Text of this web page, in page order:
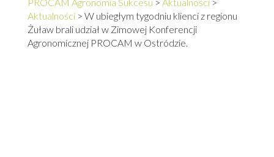
Aktualności > W ubiegłym tygodniu klienci z regionu
Żuław brali udział w Zimowej Konferencji
Agronomicznej PROCAM w Ostródzie.